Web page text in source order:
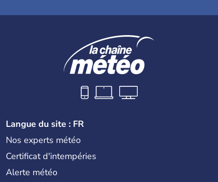
Langue du site : FR
Nos experts météo
Certificat d'intempéries
Alerte météo